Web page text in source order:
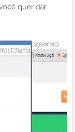
quer dar